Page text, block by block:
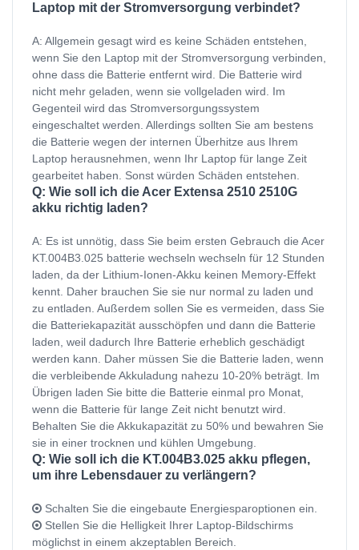
Laptop mit der Stromversorgung verbindet?
A: Allgemein gesagt wird es keine Schäden entstehen,
wenn Sie den Laptop mit der Stromversorgung verbinden,
ohne dass die Batterie entfernt wird. Die Batterie wird
nicht mehr geladen, wenn sie vollgeladen wird. Im
Gegenteil wird das Stromversorgungssystem
eingeschaltet werden. Allerdings sollten Sie am bestens
die Batterie wegen der internen Überhitze aus Ihrem
Laptop herausnehmen, wenn Ihr Laptop für lange Zeit
gearbeitet haben. Sonst würden Schäden entstehen.
Q: Wie soll ich die Acer Extensa 2510 2510G
akku richtig laden?
A: Es ist unnötig, dass Sie beim ersten Gebrauch die Acer
KT.004B3.025 batterie wechseln wechseln für 12 Stunden
laden, da der Lithium-Ionen-Akku keinen Memory-Effekt
kennt. Daher brauchen Sie sie nur normal zu laden und
zu entladen. Außerdem sollen Sie es vermeiden, dass Sie
die Batteriekapazität ausschöpfen und dann die Batterie
laden, weil dadurch Ihre Batterie erheblich geschädigt
werden kann. Daher müssen Sie die Batterie laden, wenn
die verbleibende Akkuladung nahezu 10-20% beträgt. Im
Übrigen laden Sie bitte die Batterie einmal pro Monat,
wenn die Batterie für lange Zeit nicht benutzt wird.
Behalten Sie die Akkukapazität zu 50% und bewahren Sie
sie in einer trocknen und kühlen Umgebung.
Q: Wie soll ich die KT.004B3.025 akku pflegen,
um ihre Lebensdauer zu verlängern?
Schalten Sie die eingebaute Energiesparoptionen ein.
Stellen Sie die Helligkeit Ihrer Laptop-Bildschirms
möglichst in einem akzeptablen Bereich.